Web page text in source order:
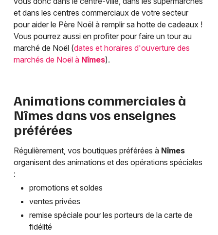
et dans les centres commerciaux de votre secteur
pour aider le Père Noël à remplir sa hotte de cadeaux !
Vous pourrez aussi en profiter pour faire un tour au
marché de Noël (dates et horaires d'ouverture des
marchés de Noël à Nîmes).
Animations commerciales à
Nîmes dans vos enseignes
préférées
Régulièrement, vos boutiques préférées à Nîmes
organisent des animations et des opérations spéciales
:
promotions et soldes
ventes privées
remise spéciale pour les porteurs de la carte de
fidélité